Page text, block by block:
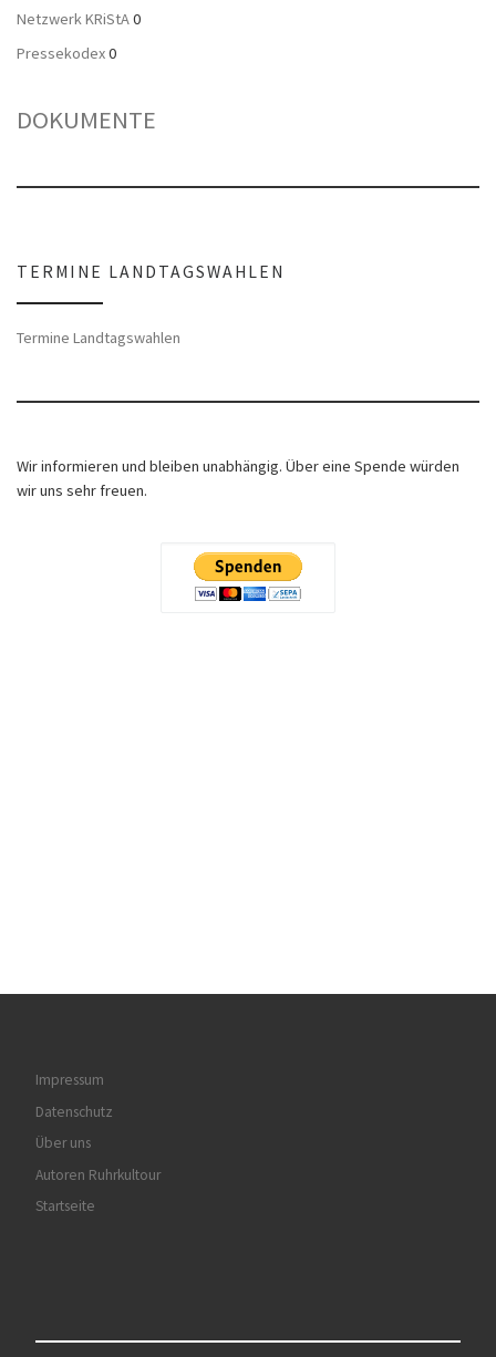
Netzwerk KRiStA0
Pressekodex0
DOKUMENTE
TERMINE LANDTAGSWAHLEN
Termine Landtagswahlen
Wir informieren und bleiben unabhängig. Über eine Spende würden
wir uns sehr freuen.
Impressum
Datenschutz
Über uns
Autoren Ruhrkultour
Startseite